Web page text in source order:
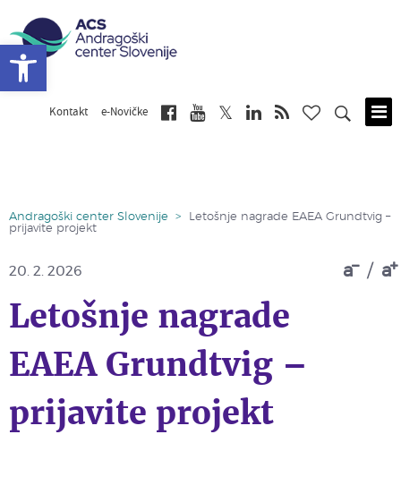
Kontakt e-Novičke
Andragoški center Slovenije >
Letošnje nagrade EAEA Grundtvig –
prijavite projekt
a / a
20. 2. 2026
Letošnje nagrade
EAEA Grundtvig –
prijavite projekt
Open toolbar